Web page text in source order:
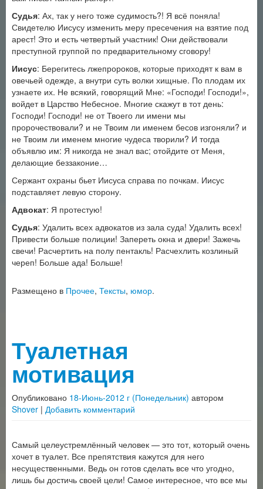
Судья: Ах, так у него тоже судимость?! Я всё поняла!
Свидетелю Иисусу изменить меру пресечения на взятие под
арест! Это и есть четвертый участник! Они действовали
преступной группой по предварительному сговору!
Иисус: Берегитесь лжепророков, которые приходят к вам в
овечьей одежде, а внутри суть волки хищные. По плодам их
узнаете их. Не всякий, говорящий Мне: «Господи! Господи!»,
войдет в Царство Небесное. Многие скажут в тот день:
Господи! Господи! не от Твоего ли имени мы
пророчествовали? и не Твоим ли именем бесов изгоняли? и
не Твоим ли именем многие чудеса творили? И тогда
объявлю им: Я никогда не знал вас; отойдите от Меня,
делающие беззаконие…
Сержант охраны бьет Иисуса справа по почкам. Иисус
подставляет левую сторону.
Адвокат: Я протестую!
Судья: Удалить всех адвокатов из зала суда! Удалить всех!
Привести больше полиции! Запереть окна и двери! Зажечь
свечи! Расчертить на полу пентакль! Расчехлить козлиный
череп! Больше ада! Больше!
Размещено в Прочее, Тексты, юмор.
Туалетная
мотивация
Опубликовано 18-Июнь-2012 г (Понедельник) автором
Shover | Добавить комментарий
Самый целеустремлённый человек — это тот, который очень
хочет в туалет. Все препятствия кажутся для него
несущественными. Ведь он готов сделать все что угодно,
лишь бы достичь своей цели! Самое интересное, что все мы